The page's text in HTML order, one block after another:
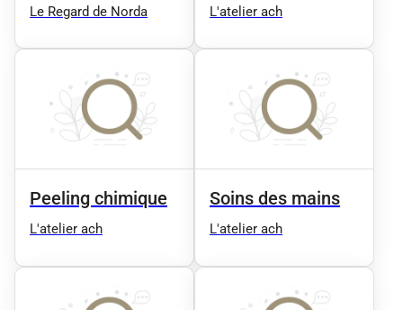
Le Regard de Norda L'atelier ach
Peeling chimique
L'atelier ach
Soins des mains
L'atelier ach